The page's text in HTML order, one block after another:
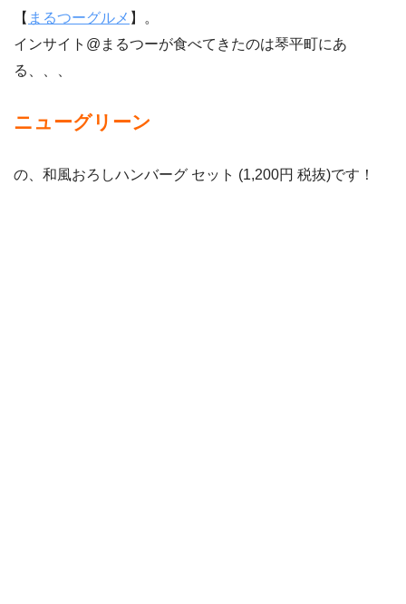
【 まるつーグルメ 】。
インサイト@まるつーが食べてきたのは琴平町にあ
る、、、
ニューグリーン
の、和風おろしハンバーグ セット (1,200円 税抜)です！